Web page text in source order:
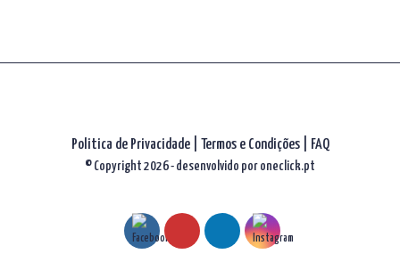
Politica de Privacidade| Termos e Condições FAQ
© Copyright 2026 - desenvolvido por oneclick.pt